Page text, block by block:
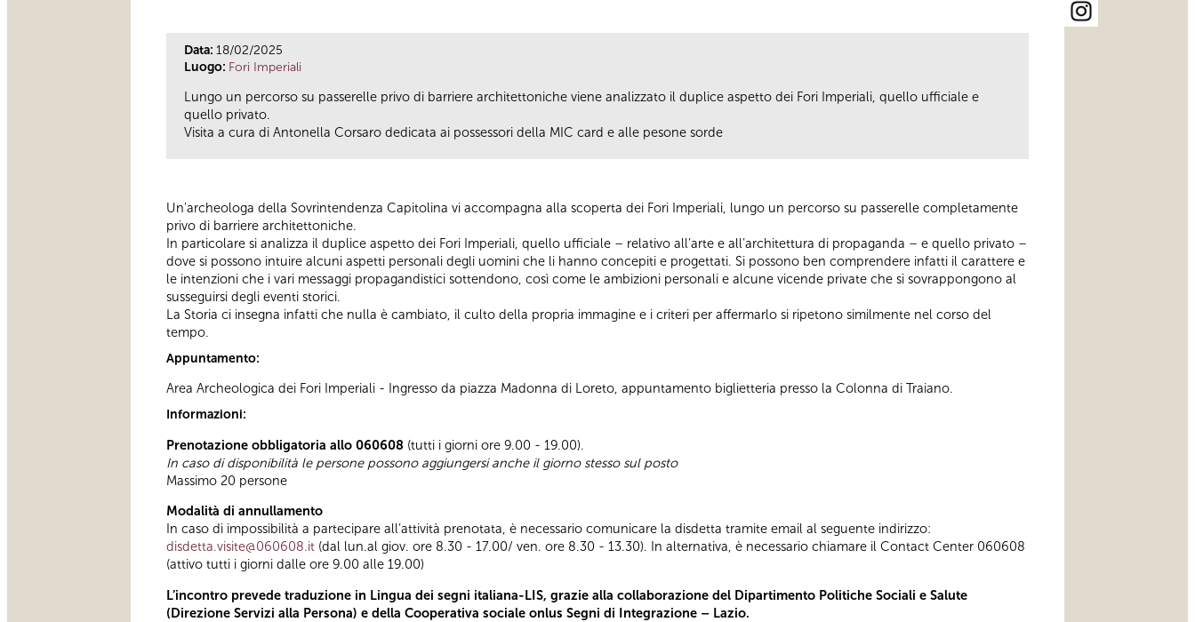
Data: 18/02/2025
Luogo: Fori Imperiali
Lungo un percorso su passerelle privo di barriere architettoniche viene analizzato il duplice aspetto dei Fori Imperiali, quello ufficiale e
quello privato.
Visita a cura di Antonella Corsaro dedicata ai possessori della MIC card e alle pesone sorde
Un'archeologa della Sovrintendenza Capitolina vi accompagna alla scoperta dei Fori Imperiali, lungo un percorso su passerelle completamente
privo di barriere architettoniche.
In particolare si analizza il duplice aspetto dei Fori Imperiali, quello ufficiale – relativo all’arte e all’architettura di propaganda – e quello privato –
dove si possono intuire alcuni aspetti personali degli uomini che li hanno concepiti e progettati. Si possono ben comprendere infatti il carattere e
le intenzioni che i vari messaggi propagandistici sottendono, così come le ambizioni personali e alcune vicende private che si sovrappongono al
susseguirsi degli eventi storici.
La Storia ci insegna infatti che nulla è cambiato, il culto della propria immagine e i criteri per affermarlo si ripetono similmente nel corso del
tempo.
Appuntamento:
Area Archeologica dei Fori Imperiali - Ingresso da piazza Madonna di Loreto, appuntamento biglietteria presso la Colonna di Traiano.
Informazioni:
Prenotazione obbligatoria allo 060608 (tutti i giorni ore 9.00 - 19.00).
In caso di disponibilità le persone possono aggiungersi anche il giorno stesso sul posto
Massimo 20 persone
Modalità di annullamento
In caso di impossibilità a partecipare all’attività prenotata, è necessario comunicare la disdetta tramite email al seguente indirizzo:
disdetta.visite@060608.it (dal lun.al giov. ore 8.30 - 17.00/ ven. ore 8.30 - 13.30). In alternativa, è necessario chiamare il Contact Center 060608
(attivo tutti i giorni dalle ore 9.00 alle 19.00)
L’incontro prevede traduzione in Lingua dei segni italiana-LIS, grazie alla collaborazione del Dipartimento Politiche Sociali e Salute
(Direzione Servizi alla Persona) e della Cooperativa sociale onlus Segni di Integrazione – Lazio.